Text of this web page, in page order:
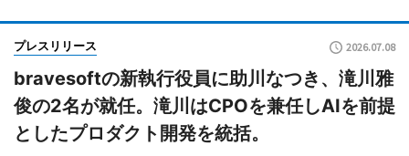
プレスリリース 2026.07.08
bravesoftの新執行役員に助川なつき、滝川雅
俊の2名が就任。滝川はCPOを兼任しAIを前提
としたプロダクト開発を統括。